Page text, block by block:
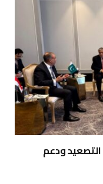
ودعم